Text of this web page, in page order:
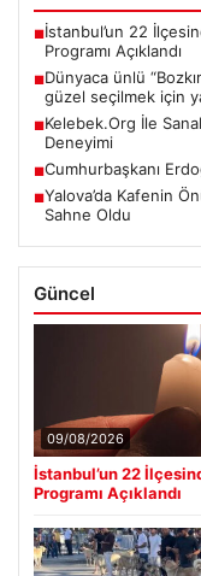
■İstanbul’un 22
Programı Açıklandı
■Dünyaca ünlü
güzel seçilmek için
■Kelebek.Org İle
Deneyimi
■Cumhurbaşkanı
■Yalova’da Kafenin
Sahne Oldu
Güncel
09/08/2026
İstanbul’un 22
Programı Açıklandı